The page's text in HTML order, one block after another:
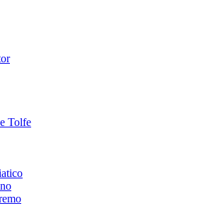
Tolfe